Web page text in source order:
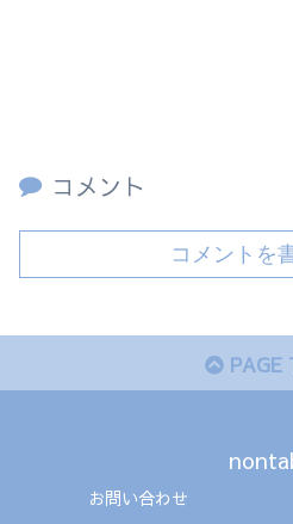
コメント
コメントを
PAGE
お問い合わせ